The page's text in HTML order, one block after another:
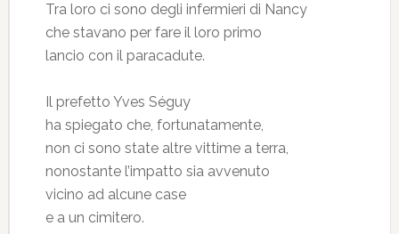
Tra loro ci sono degli infermieri di Nancy
che stavano per fare il loro primo
lancio con il paracadute.
Il prefetto Yves Séguy
ha spiegato che, fortunatamente,
non ci sono state altre vittime a terra,
nonostante l’impatto sia avvenuto
vicino ad alcune case
e a un cimitero.